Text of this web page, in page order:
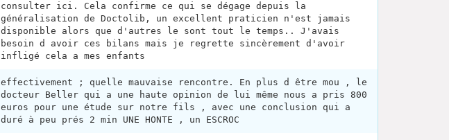
consulter ici. Cela confirme ce qui se dégage depuis la
généralisation de Doctolib, un excellent praticien n'est jamais
disponible alors que d'autres le sont tout le temps.. J'avais
besoin d avoir ces bilans mais je regrette sincèrement d'avoir
infligé cela a mes enfants
effectivement ; quelle mauvaise rencontre. En plus d être mou , le
docteur Beller qui a une haute opinion de lui même nous a pris 800
euros pour une étude sur notre fils , avec une conclusion qui a
duré à peu prés 2 min UNE HONTE , un ESCROC